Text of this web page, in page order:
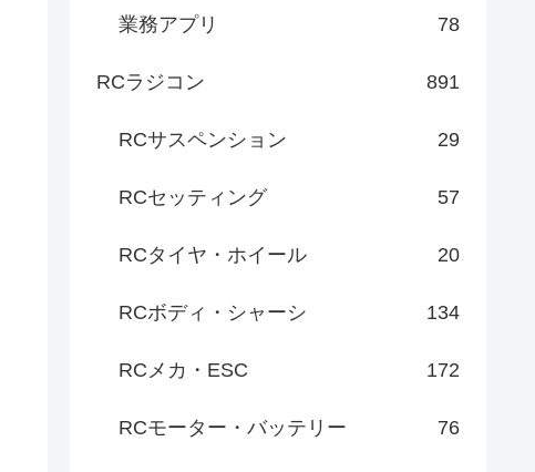
業務アプリ 78
RCラジコン 891
RCサスペンション 29
RCセッティング 57
RCタイヤ・ホイール 20
RCボディ・シャーシ 134
RCメカ・ESC 172
RCモーター・バッテリー 76